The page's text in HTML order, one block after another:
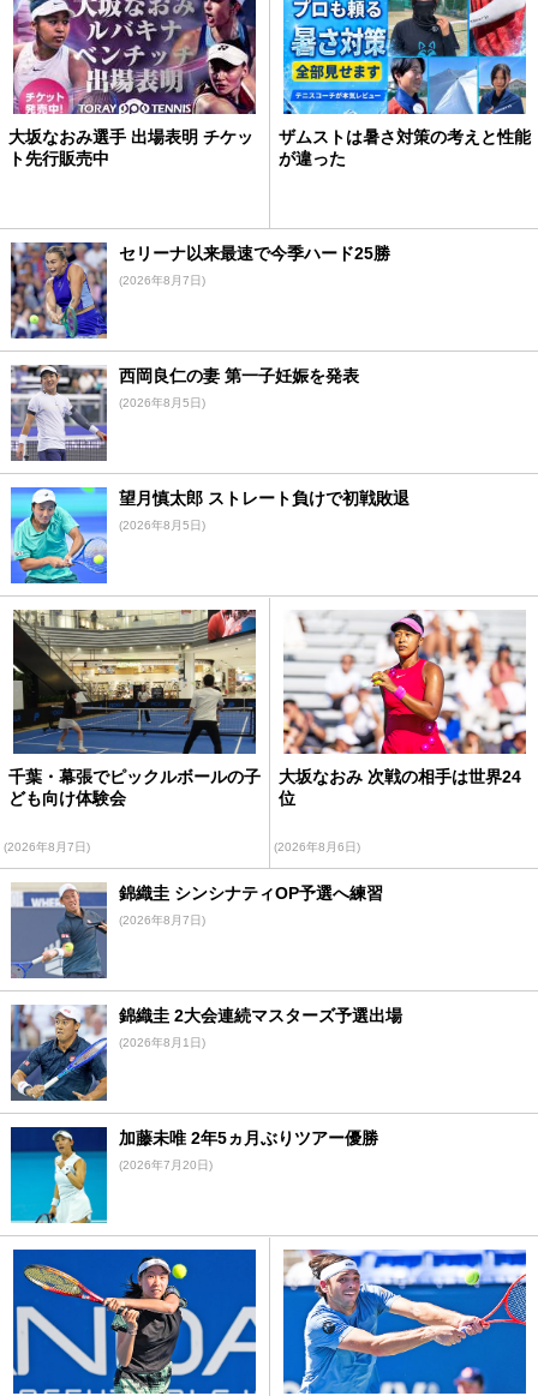
大坂なおみ選手 出場表明 チケッ
ト先行販売中
ザムストは暑さ対策の考えと性能
が違った
セリーナ以来最速で今季ハード25勝
(2026年8月7日)
西岡良仁の妻 第一子妊娠を発表
(2026年8月5日)
望月慎太郎 ストレート負けで初戦敗退
(2026年8月5日)
千葉・幕張でピックルボールの子
ども向け体験会
(2026年8月7日)
大坂なおみ 次戦の相手は世界24
位
(2026年8月6日)
錦織圭 シンシナティOP予選へ練習
(2026年8月7日)
錦織圭 2大会連続マスターズ予選出場
(2026年8月1日)
加藤未唯 2年5ヵ月ぶりツアー優勝
(2026年7月20日)